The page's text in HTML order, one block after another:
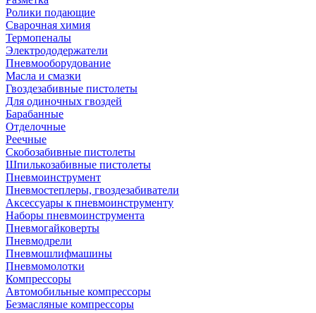
Ролики подающие
Сварочная химия
Термопеналы
Электрододержатели
Пневмооборудование
Масла и смазки
Гвоздезабивные пистолеты
Для одиночных гвоздей
Барабанные
Отделочные
Реечные
Скобозабивные пистолеты
Шпилькозабивные пистолеты
Пневмоинструмент
Пневмостеплеры, гвоздезабиватели
Аксессуары к пневмоинструменту
Наборы пневмоинструмента
Пневмогайковерты
Пневмодрели
Пневмошлифмашины
Пневмомолотки
Компрессоры
Автомобильные компрессоры
Безмасляные компрессоры